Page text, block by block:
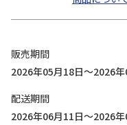
販売期間
2026年05月18日～2026
配送期間
2026年06月11日～2026